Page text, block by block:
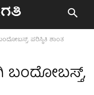
ಪರಿಸ್ಥಿತಿ ಶಾಂತ
ಬಂದೋಬಸ್ತ್,